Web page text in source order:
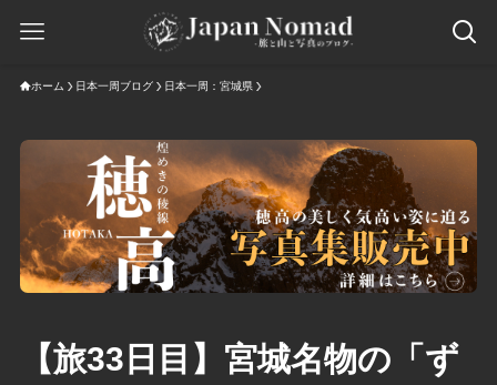
ホーム 日本一周ブログ 日本一周：宮城県
【旅33日目】宮城名物の「ず